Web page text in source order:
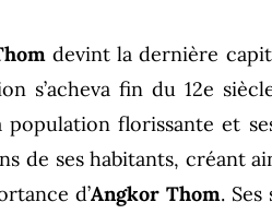
devint la dernière
s’acheva fin du 12e
population florissante et
de ses habitants, créant
d’Angkor Thom.